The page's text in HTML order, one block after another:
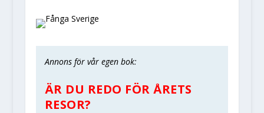
Annons för vår egen bok:
ÄR DU REDO FÖR ÅRETS
RESOR?